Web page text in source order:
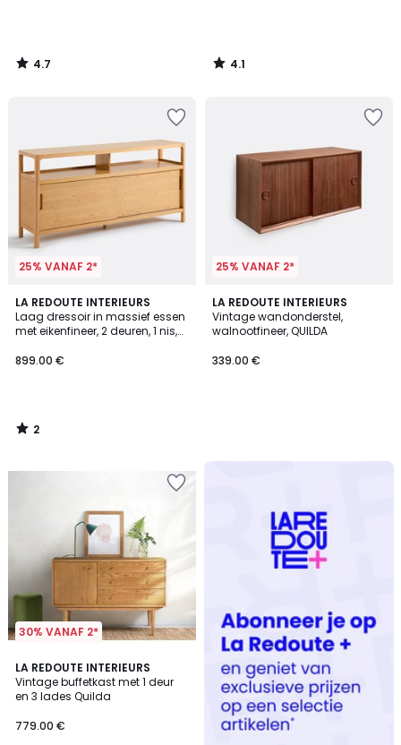
4.7
/
4.1
/
25% VANAF 2*
LA REDOUTE INTERIEURS
Laag dressoir in massief essen
met eikenfineer, 2 deuren, 1 nis,
899.00 €
2
/
5
2
/
25% VANAF 2*
LA REDOUTE INTERIEURS
Vintage wandonderstel,
walnootfineer, QUILDA
339.00 €
30% VANAF 2*
LA REDOUTE INTERIEURS
Vintage buffetkast met 1 deur
en 3 lades Quilda
779.00 €
4.5
/ 5